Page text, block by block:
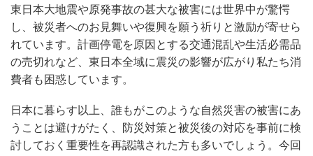
東日本大地震や原発事故の甚大な被害には世界中が驚愕
し、被災者へのお見舞いや復興を願う祈りと激励が寄せら
れています。計画停電を原因とする交通混乱や生活必需品
の売切れなど、東日本全域に震災の影響が広がり私たち消
費者も困惑しています。
日本に暮らす以上、誰もがこのような自然災害の被害にあ
うことは避けがたく、防災対策と被災後の対応を事前に検
討しておく重要性を再認識された方も多いでしょう。今回